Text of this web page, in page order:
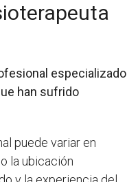
especializado
han sufrido
puede variar en
la ubicación